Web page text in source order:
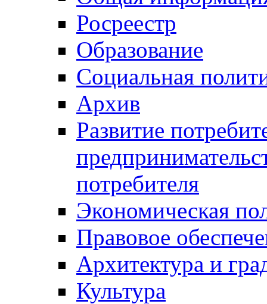
Росреестр
Образование
Социальная
Архив
Развитие
потребителя
Экономическая
Правовое
Архитектура и
Культура